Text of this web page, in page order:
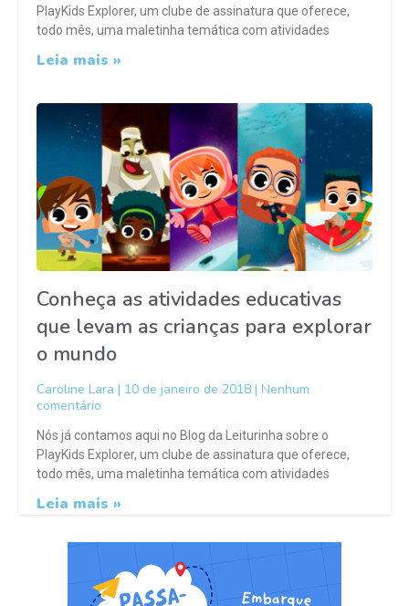
PlayKids Explorer, um clube de assinatura que oferece,
todo mês, uma maletinha temática com atividades
Leia mais »
Conheça as atividades educativas
que levam as crianças para explorar
o mundo
Caroline Lara 10 de janeiro de 2018
Nenhum
comentário
Nós já contamos aqui no Blog da Leiturinha sobre o
PlayKids Explorer, um clube de assinatura que oferece,
todo mês, uma maletinha temática com atividades
Leia mais »